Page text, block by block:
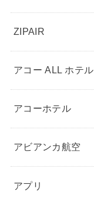
ZIPAIR
アコー ALL ホテル
アコーホテル
アビアンカ航空
アプリ